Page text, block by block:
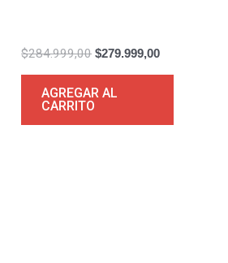
$284.999,00 $279.999,00
AGREGAR AL
CARRITO